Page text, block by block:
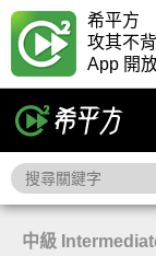
希平方
攻其不背
App 開
中級